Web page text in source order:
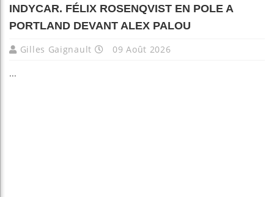
INDYCAR. FÉLIX ROSENQVIST EN POLE A
PORTLAND DEVANT ALEX PALOU
Gilles Gaignault 09 Août 2026
...